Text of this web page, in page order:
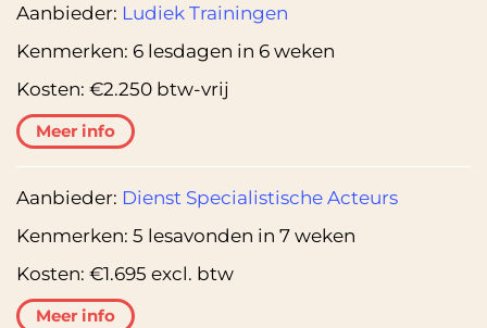
Aanbieder: Ludiek Trainingen
Kenmerken: 6 lesdagen in 6 weken
Kosten: €2.250 btw-vrij
Meer info
Aanbieder: Dienst Specialistische Acteurs
Kenmerken: 5 lesavonden in 7 weken
Kosten: €1.695 excl. btw
Meer info